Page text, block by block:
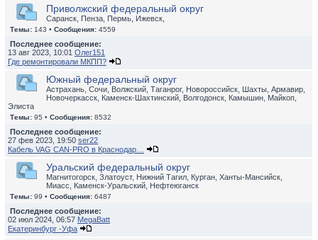
Приволжский федеральный округ
Саранск, Пенза, Пермь, Ижевск,
Темы: 143 • Сообщения: 4559
Последнее сообщение:
13 авг 2023, 10:01 Олег151
Где ремонтировали МКПП?
Южный федеральный округ
Астрахань, Сочи, Волжский, Таганрог, Новороссийск, Шахты, Армавир,
Новочеркасск, Каменск-Шахтинский, Волгодонск, Камышин, Майкоп,
Элиста
Темы: 95 • Сообщения: 8532
Последнее сообщение:
27 фев 2023, 19:50 ser22
Кабель VAG CAN-PRO в Краснодар…
Уральский федеральный округ
Магнитогорск, Златоуст, Нижний Тагил, Курган, Ханты-Мансийск,
Миасс, Каменск-Уральский, Нефтеюганск
Темы: 99 • Сообщения: 6487
Последнее сообщение:
02 июл 2024, 06:57 MegaBatt
Екатеринбург -Уфа